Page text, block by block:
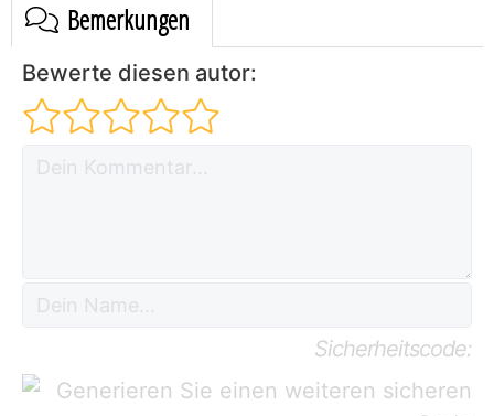
Bemerkungen
Bewerte diesen autor:
Sicherheitscode: